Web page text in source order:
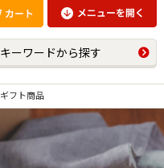
キーワードから探す
ギフト商品